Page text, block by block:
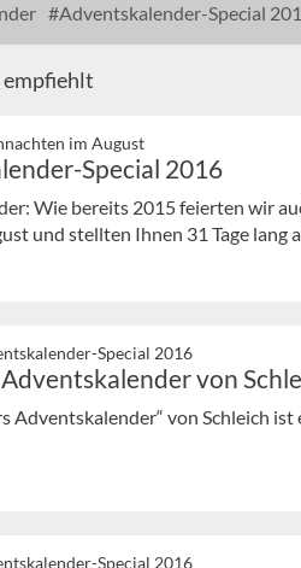
Adventskalender-Special
im August
Special 2016
Wie bereits 2015 feierten wir
und stellten Ihnen 31 Tage lang
Special 2016
von
Adventskalender“ von Schleich
Special 2016